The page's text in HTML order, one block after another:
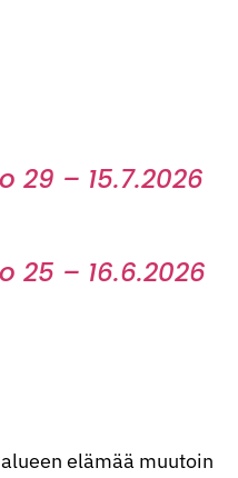
29 – 15.7.2026
25 – 16.6.2026
elämää muutoin